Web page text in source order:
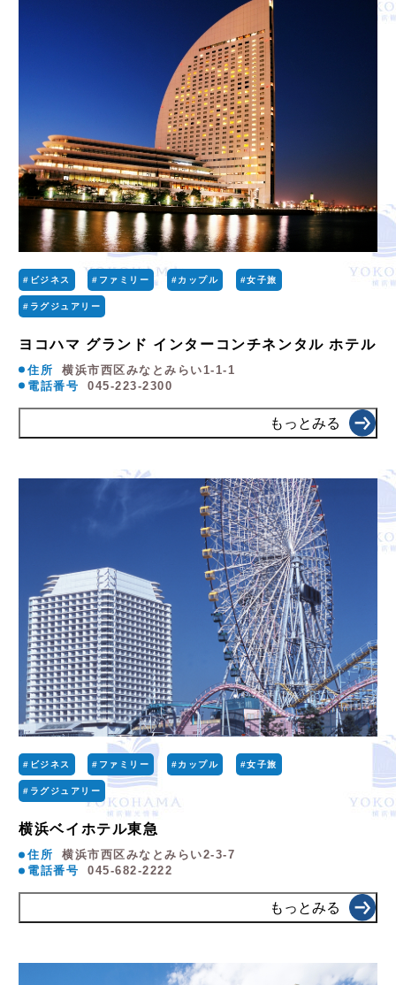
#ビジネス #ファミリー #カップル #女子旅
#ラグジュアリー
ヨコハマ グランド インターコンチネンタル ホテル
住所
横浜市西区みなとみらい1-1-1
電話番号
045-223-2300
もっとみる
#ビジネス #ファミリー #カップル #女子旅
#ラグジュアリー
横浜ベイホテル東急
住所
横浜市西区みなとみらい2-3-7
電話番号
045-682-2222
もっとみる